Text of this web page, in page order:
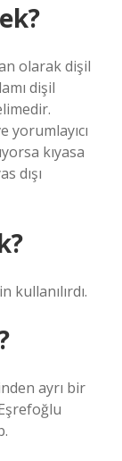
olarak dişil
dişil
yorumlayıcı
kıyasa
dışı
kullanılırdı.
ayrı bir